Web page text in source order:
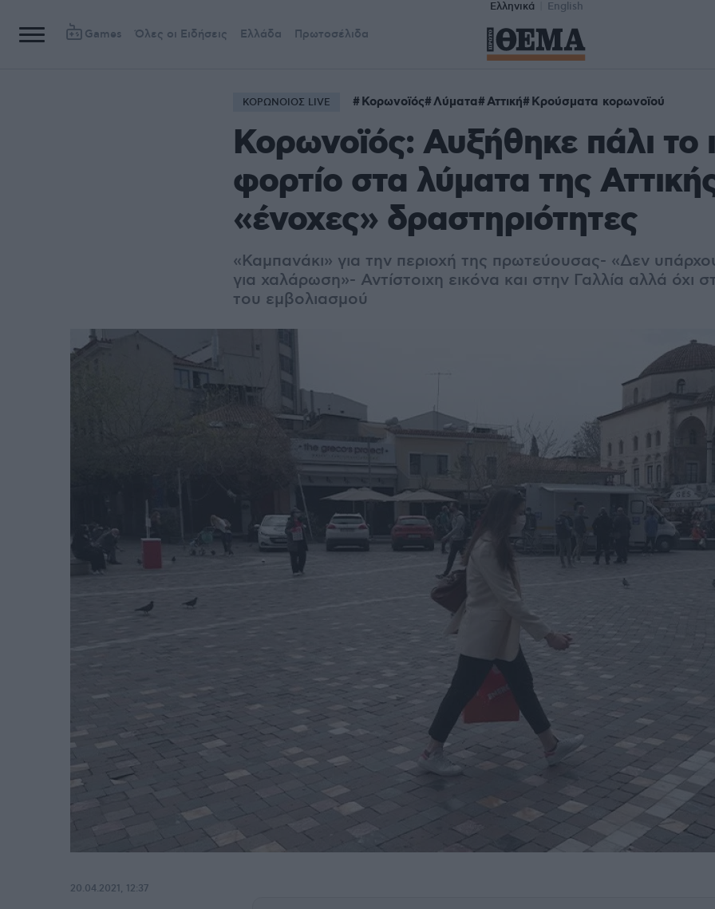
Ελληνικά English
Games Όλες οι Ειδήσεις Ελλάδα Πρωτοσέλιδα
ΚΟΡΩΝΟΙΟΣ LIVE Κορωνοϊός Λύματα Αττική Κρούσματα κορωνοϊού
Κορωνοϊός: Αυξήθηκε πάλι το
φορτίο στα λύματα της
«ένοχες» δραστηριότητες
«Καμπανάκι» για την περιοχή της πρωτεύουσας- «Δεν
για χαλάρωση»- Αντίστοιχη εικόνα και στην Γαλλία αλλά όχι
του εμβολιασμού
20.04.2021, 12:37